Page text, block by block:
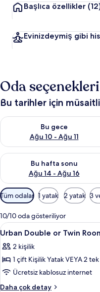
Başlıca özellikler
Evinizdeymiş gibi
Oda seçenekleri
Bu tarihler için
Bu gece
Ağu 10 - Ağu 11
Bu gece için müsaitliği
Bu hafta sonu
Ağu 14 - Ağu 16
Bu hafta sonu için müsaitliği
Odalar
için
mevcut
filtreler
Tüm odalar 1 yatak 2 yatak 3
10/10 oda gösteriliyor
Urban
Double
or
Twin
Room
için
13
Urban Double or Twin
2 kişilik
1 çift Kişilik Yatak VEYA 2
Ücretsiz kablosuz internet
Daha çok detay
Urban